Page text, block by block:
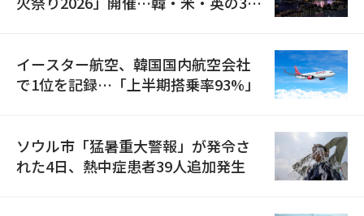
イースター航空、韓国国内航空会社
で1位を記録…「上半期搭乗率93%」
ソウル市「猛暑重大警報」が発令さ
れた4日、熱中症患者39人追加発生